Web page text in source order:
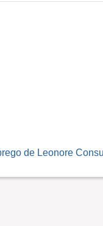
de Leonore